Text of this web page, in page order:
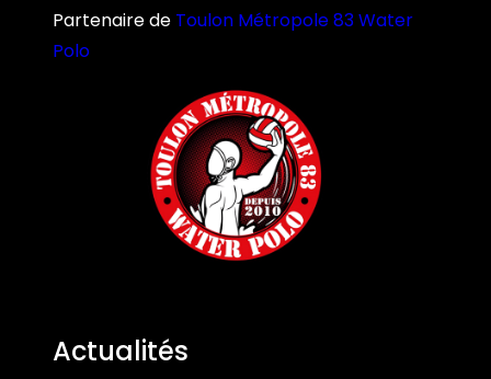
Partenaire de Toulon Métropole 83 Water
Polo
Actualités